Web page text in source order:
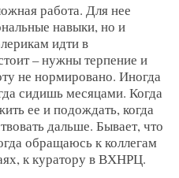
работа. Для нее
навыки, но и
идти в
– нужны терпение и
не нормировано. Иногда
сидишь месяцами. Когда
ее и подождать, когда
дальше. Бывает, что
обращаюсь к коллегам
к куратору в ВХНРЦ.